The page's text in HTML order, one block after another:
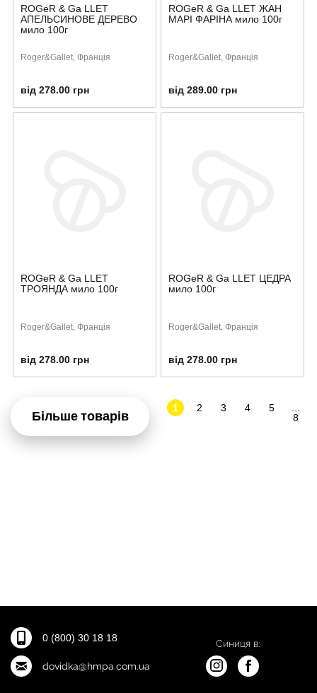
ROGeR & Ga LLET
АПЕЛЬСИНОВЕ ДЕРЕВО
мило 100г
Roger&Gallet, Франція
від 278.00 грн
ROGeR & Ga LLET ЖАН
МАРІ ФАРІНА мило 100г
Roger&Gallet, Франція
від 289.00 грн
ROGeR & Ga LLET
ТРОЯНДА мило 100г
Roger&Gallet, Франція
від 278.00 грн
ROGeR & Ga LLET ЦЕДРА
мило 100г
Roger&Gallet, Франція
від 278.00 грн
Більше товарів
1 2 3 4 5
8
0 (800) 30 18 18
dovidka@hmpa.com.ua
Синиця в: